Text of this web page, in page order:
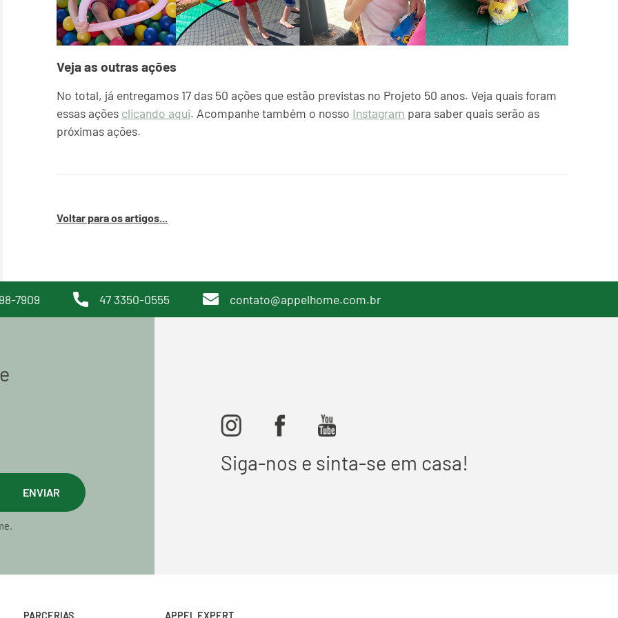
Veja as outras ações
No total, já entregamos 17 das 50 ações que estão previstas no Projeto 50 anos. Veja quais foram
essas ações clicando aqui. Acompanhe também o nosso Instagram para saber quais serão as
próximas ações.
Voltar para os artigos...
7909 47 3350-0555 contato@appelhome.com.br
ENVIAR
Siga-nos e sinta-se em casa!